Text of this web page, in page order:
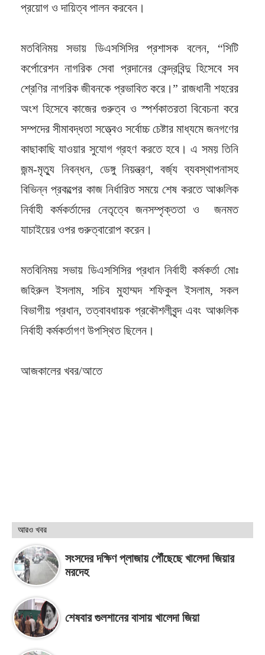
প্রয়োগ ও দায়িত্ব পালন করবেন।
মতবিনিময় সভায় ডিএসসিসির প্রশাসক বলেন, “সিটি
কর্পোরেশন নাগরিক সেবা প্রদানের কেন্দ্রবিন্দু হিসেবে সব
শ্রেণির নাগরিক জীবনকে প্রভাবিত করে।” রাজধানী শহরের
অংশ হিসেবে কাজের গুরুত্ব ও স্পর্শকাতরতা বিবেচনা করে
সম্পদের সীমাবদ্ধতা সত্ত্বেও সর্বোচ্চ চেষ্টার মাধ্যমে জনগণের
কাছাকাছি যাওয়ার সুযোগ গ্রহণ করতে হবে। এ সময় তিনি
জন্ম-মৃত্যু নিবন্ধন, ডেঙ্গু নিয়ন্ত্রণ, বর্জ্য ব্যবস্থাপনাসহ
বিভিন্ন প্রকল্পের কাজ নির্ধারিত সময়ে শেষ করতে আঞ্চলিক
নির্বাহী কর্মকর্তাদের নেতৃত্বে জনসম্পৃক্ততা ও জনমত
যাচাইয়ের ওপর গুরুত্বারোপ করেন।
মতবিনিময় সভায় ডিএসসিসির প্রধান নির্বাহী কর্মকর্তা মোঃ
জহিরুল ইসলাম, সচিব মুহাম্মদ শফিকুল ইসলাম, সকল
বিভাগীয় প্রধান, তত্বাবধায়ক প্রকৌশলীবৃন্দ এবং আঞ্চলিক
নির্বাহী কর্মকর্তাগণ উপস্থিত ছিলেন।
আজকালের খবর/আতে
আরও খবর
সংসদের দক্ষিণ প্লাজায় পৌঁছেছে খালেদা জিয়ার
মরদেহ
শেষবার গুলশানের বাসায় খালেদা জিয়া